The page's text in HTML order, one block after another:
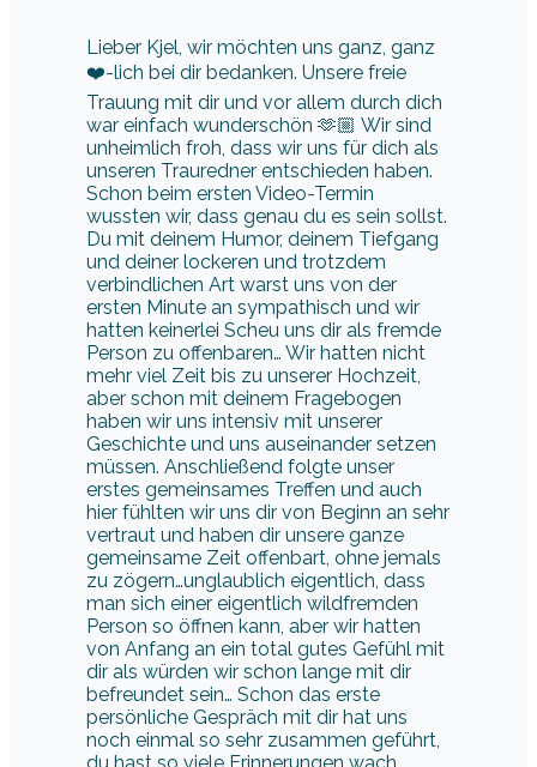
Lieber Kjel, wir möchten uns ganz, ganz
❤️-lich bei dir bedanken. Unsere freie
Trauung mit dir und vor allem durch dich
war einfach wunderschön 🫶🏼 Wir sind
unheimlich froh, dass wir uns für dich als
unseren Trauredner entschieden haben.
Schon beim ersten Video-Termin
wussten wir, dass genau du es sein sollst.
Du mit deinem Humor, deinem Tiefgang
und deiner lockeren und trotzdem
verbindlichen Art warst uns von der
ersten Minute an sympathisch und wir
hatten keinerlei Scheu uns dir als fremde
Person zu offenbaren… Wir hatten nicht
mehr viel Zeit bis zu unserer Hochzeit,
aber schon mit deinem Fragebogen
haben wir uns intensiv mit unserer
Geschichte und uns auseinander setzen
müssen. Anschließend folgte unser
erstes gemeinsames Treffen und auch
hier fühlten wir uns dir von Beginn an sehr
vertraut und haben dir unsere ganze
gemeinsame Zeit offenbart, ohne jemals
zu zögern…unglaublich eigentlich, dass
man sich einer eigentlich wildfremden
Person so öffnen kann, aber wir hatten
von Anfang an ein total gutes Gefühl mit
dir als würden wir schon lange mit dir
befreundet sein… Schon das erste
persönliche Gespräch mit dir hat uns
noch einmal so sehr zusammen geführt,